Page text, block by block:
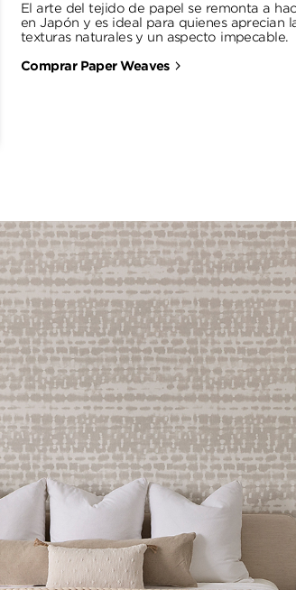
El arte del tejido de papel se remonta a
en Japón y es ideal para quienes aprecian
texturas naturales y un aspecto impecable.
Comprar Paper Weaves